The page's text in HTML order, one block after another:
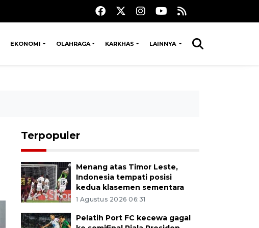
EKONOMI OLAHRAGA KARKHAS LAINNYA
Terpopuler
Menang atas Timor Leste,
Indonesia tempati posisi
kedua klasemen sementara
1 Agustus 2026 06:31
Pelatih Port FC kecewa gagal